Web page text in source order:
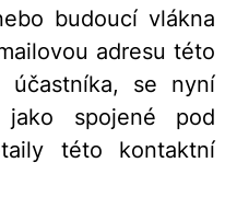
budoucí vlákna
adresu této
účastníka, se nyní
jako spojené pod
této kontaktní